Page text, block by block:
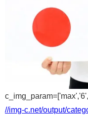
//img-c.net/output/